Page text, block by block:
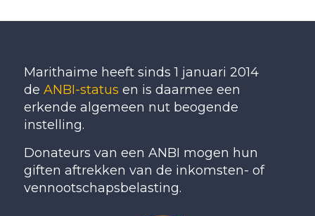
Marithaime heeft sinds 1 januari 2014
de ANBI-status en is daarmee een
erkende algemeen nut beogende
instelling.
Donateurs van een ANBI mogen hun
giften aftrekken van de inkomsten- of
vennootschapsbelasting.